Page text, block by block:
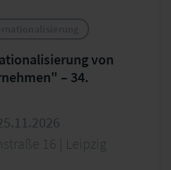
von
– 34.
16 | Leipzig